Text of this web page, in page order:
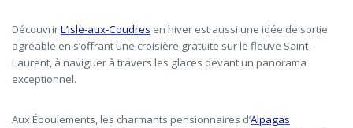
DécouvrirL’Isle-aux-Coudres en hiver est aussi une idée de sortie
agréable en s’offrant une croisière gratuite sur le fleuve Saint-
Laurent, à naviguer à travers les glaces devant un panorama
exceptionnel.
Aux Éboulements, les charmants pensionnaires d’Alpagas